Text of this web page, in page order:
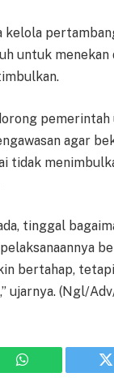
kelola
untuk menekan
agar
tidak
tinggal
bertahap,
ujarnya. (Ngl/
WhatsApp